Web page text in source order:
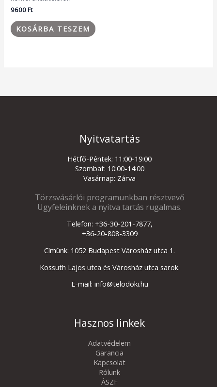
9600Ft
KOSÁRBA TESZEM
Nyitvatartás
Hétfő-Péntek: 11:00-19:00
Szombat: 10:00-14:00
Vasárnap: Zárva
Törzsvásárlói programunkban résztvevő
Ügyfeleinknek a nyitva tartás rugalmas.
Telefon: +36-30-201-7877,
+36-20-808-3309
Címünk: 1052 Budapest Városház utca 1.
Kossuth Lajos utca és Városház utca sarok.
E-mail: info@telodoki.hu
Hasznos linkek
Adatvédelem
Garancia
Kapcsolat
Rólunk
ÁSZF